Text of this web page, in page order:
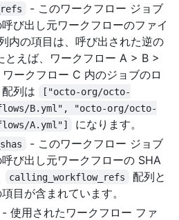
- このワークフロー ジョブ
び出し元ワークフローのファイ
内の項目は、呼び出された逆の
とえば、ワークフロー A > B >
ークフロー C 内のジョブのロ
列は
["octo-org/octo-
B.yml", "octo-org/octo-
A.yml"]
になります。
- このワークフロー ジョブ
び出し元ワークフローの SHA
calling_workflow_refs
配列と
目が含まれています。
- 使用されたワークフロー ファ